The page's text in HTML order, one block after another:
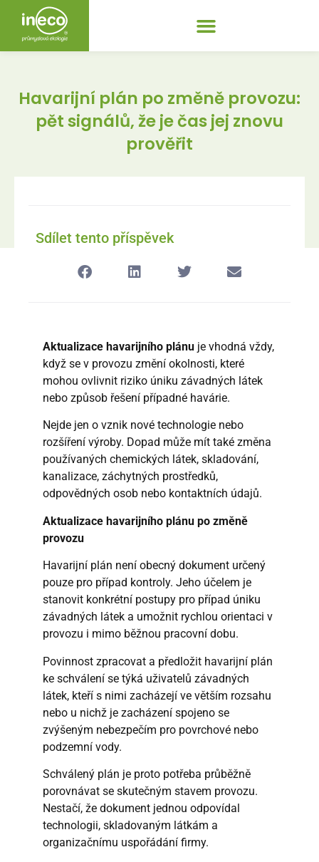
Havarijní plán po změně provozu:
pět signálů, že je čas jej znovu
prověřit
Sdílet tento příspěvek
Aktualizace havarijního plánu je vhodná vždy,
když se v provozu změní okolnosti, které
mohou ovlivnit riziko úniku závadných látek
nebo způsob řešení případné havárie.
Nejde jen o vznik nové technologie nebo
rozšíření výroby. Dopad může mít také změna
používaných chemických látek, skladování,
kanalizace, záchytných prostředků,
odpovědných osob nebo kontaktních údajů.
Aktualizace havarijního plánu po změně
provozu
Havarijní plán není obecný dokument určený
pouze pro případ kontroly. Jeho účelem je
stanovit konkrétní postupy pro případ úniku
závadných látek a umožnit rychlou orientaci v
provozu i mimo běžnou pracovní dobu.
Povinnost zpracovat a předložit havarijní plán
ke schválení se týká uživatelů závadných
látek, kteří s nimi zacházejí ve větším rozsahu
nebo u nichž je zacházení spojeno se
zvýšeným nebezpečím pro povrchové nebo
podzemní vody.
Schválený plán je proto potřeba průběžně
porovnávat se skutečným stavem provozu.
Nestačí, že dokument jednou odpovídal
technologii, skladovaným látkám a
organizačnímu uspořádání firmy.